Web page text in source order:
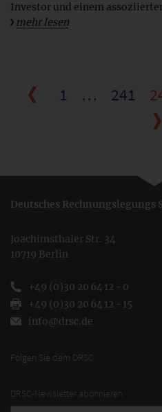
Investor und einem
mehr lesen
1 … 241
Deutsches Rechnungslegungs
Joachimsthaler Str. 34
10719 Berlin
+49 (0)30 20 64 12 - 0
+49 (0)30 20 64 12 - 15
info@drsc.de
Folgen Sie dem DRSC
DRSC-Newsletter abonnieren